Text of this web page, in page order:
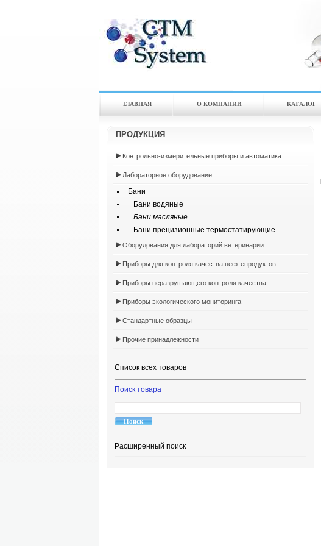
ГЛАВНАЯ О КОМПАНИИ КАТАЛOГ
ПРОДУКЦИЯ
Контрольно-измерительные приборы и автоматика
Лабораторное оборудование
Бани
Бани водяные
Бани масляные
Бани прецизионные термостатирующие
Оборудования для лабораторий ветеринарии
Приборы для контроля качества нефтепродуктов
Приборы неразрушающего контроля качества
Приборы экологического мониторинга
Стандартные образцы
Прочие принадлежности
Список всех товаров
Поиск товара
Расширенный поиск